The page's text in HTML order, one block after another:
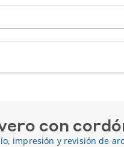
con
impresión y revisión de